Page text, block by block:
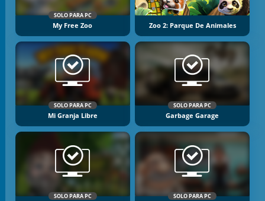
SOLO PARA PC
My Free Zoo Zoo 2: Parque De Animales
SOLO PARA PC
Mi Granja Libre
SOLO PARA PC
Garbage Garage
SOLO PARA PC SOLO PARA PC